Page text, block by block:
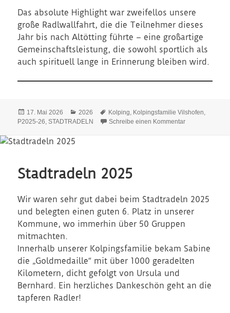
Das absolute Highlight war zweifellos unsere
große Radlwallfahrt, die die Teilnehmer dieses
Jahr bis nach Altötting führte – eine großartige
Gemeinschaftsleistung, die sowohl sportlich als
auch spirituell lange in Erinnerung bleiben wird.
Veröffentlicht
am
17. Mai 2026 Kategorien
2026 Schlagwörter
Kolping, Kolpingsfamilie Vilshofen,
P2025-26,STADTRADELN Schreibe einen Kommentarzu
Stadtradeln 2025
Wir waren sehr gut dabei beim Stadtradeln 2025
und belegten einen guten 6. Platz in unserer
Kommune, wo immerhin über 50 Gruppen
mitmachten.
Innerhalb unserer Kolpingsfamilie bekam Sabine
die „Goldmedaille“ mit über 1000 geradelten
Kilometern, dicht gefolgt von Ursula und
Bernhard. Ein herzliches Dankeschön geht an die
tapferen Radler!